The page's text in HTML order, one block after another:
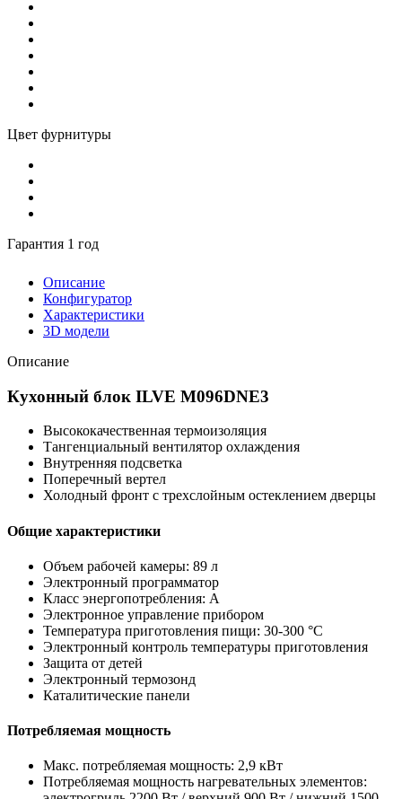
Цвет фурнитуры
Гарантия 1 год
Описание
Конфигуратор
Характеристики
3D модели
Описание
Кухонный блок ILVE M096DNE3
Высококачественная термоизоляция
Тангенциальный вентилятор охлаждения
Внутренняя подсветка
Поперечный вертел
Холодный фронт с трехслойным остеклением дверцы
Общие характеристики
Объем рабочей камеры: 89 л
Электронный программатор
Класс энергопотребления: A
Электронное управление прибором
Температура приготовления пищи: 30-300 °C
Электронный контроль температуры приготовления
Защита от детей
Электронный термозонд
Каталитические панели
Потребляемая мощность
Макс. потребляемая мощность: 2,9 кВт
Потребляемая мощность нагревательных элементов: